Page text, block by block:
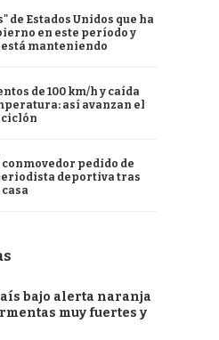
de Estados Unidos que ha
en este período y
está manteniendo
de 100 km/h y caída
así avanzan el
conmovedor pedido de
deportiva tras
bajo alerta naranja
muy fuertes y